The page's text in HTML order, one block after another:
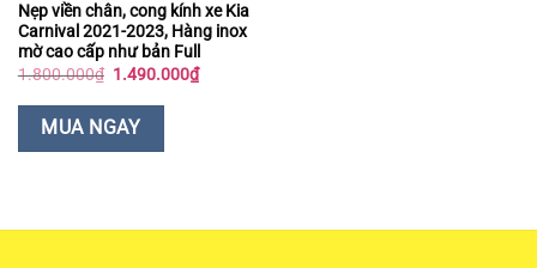
Nẹp viền chân, cong kính xe Kia
Carnival 2021-2023, Hàng inox
mờ cao cấp như bản Full
1.800.000₫ Giá
là:
1.800.000₫.
1.490.000₫Giá
hiện
MUA NGAY